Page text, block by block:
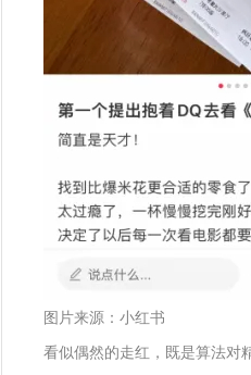
图片来源：小红书
看似偶然的走红，既是算法对